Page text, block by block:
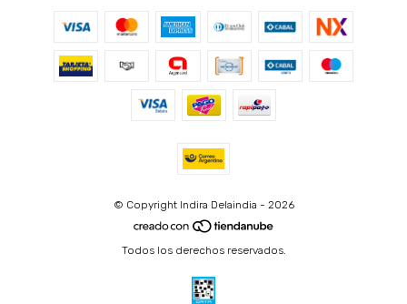
© Copyright Indira Delaindia - 2026
Todos los derechos reservados.